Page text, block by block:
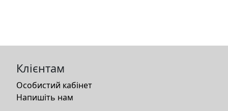
Клієнтам
Особистий кабінет
Напишіть нам